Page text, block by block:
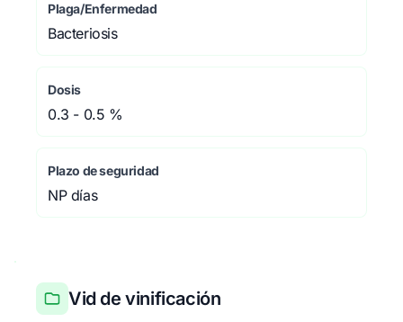
Plaga/Enfermedad
Bacteriosis
Dosis
0.3 - 0.5 %
Plazo de seguridad
NP días
Vid de vinificación